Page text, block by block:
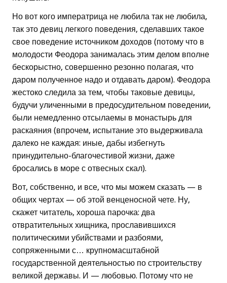
Но вот кого императрица не любила так не любила,
так это девиц легкого поведения, сделавших такое
свое поведение источником доходов (потому что в
молодости Феодора занималась этим делом вполне
бескорыстно, совершенно резонно полагая, что
даром полученное надо и отдавать даром). Феодора
жестоко следила за тем, чтобы таковые девицы,
будучи уличенными в предосудительном поведении,
были немедленно отсылаемы в монастырь для
раскаяния (впрочем, испытание это выдерживала
далеко не каждая: иные, дабы избегнуть
принудительно-благочестивой жизни, даже
бросались в море с отвесных скал).
Вот, собственно, и все, что мы можем сказать — в
общих чертах — об этой венценосной чете. Ну,
скажет читатель, хороша парочка: два
отвратительных хищника, прославившихся
политическими убийствами и разбоями,
сопряженными с… крупномасштабной
государственной деятельностью по строительству
великой державы. И — любовью. Потому что не